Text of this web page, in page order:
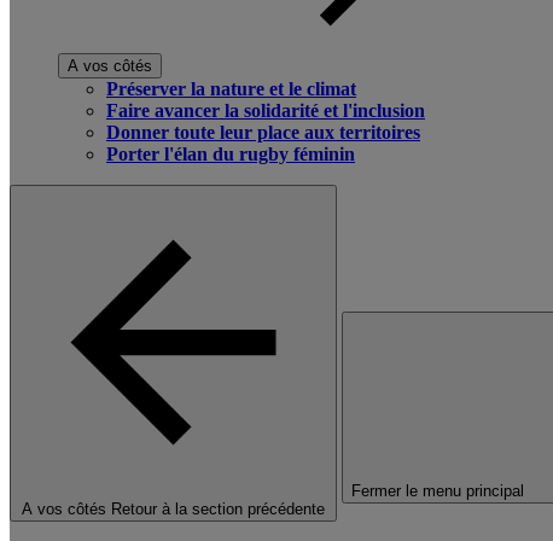
A vos côtés
Préserver la nature et le climat
Faire avancer la solidarité et l'inclusion
Donner toute leur place aux territoires
Porter l'élan du rugby féminin
A vos côtés Retour à la section précédente
Fermer le menu principal